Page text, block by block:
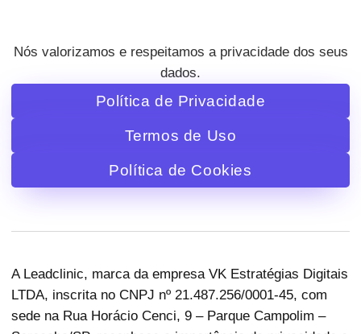
Nós valorizamos e respeitamos a privacidade dos seus
dados.
Política de Privacidade
Termos de Uso
Política de Cookies
A Leadclinic, marca da empresa VK Estratégias Digitais
LTDA, inscrita no CNPJ nº 21.487.256/0001-45, com
sede na Rua Horácio Cenci, 9 – Parque Campolim –